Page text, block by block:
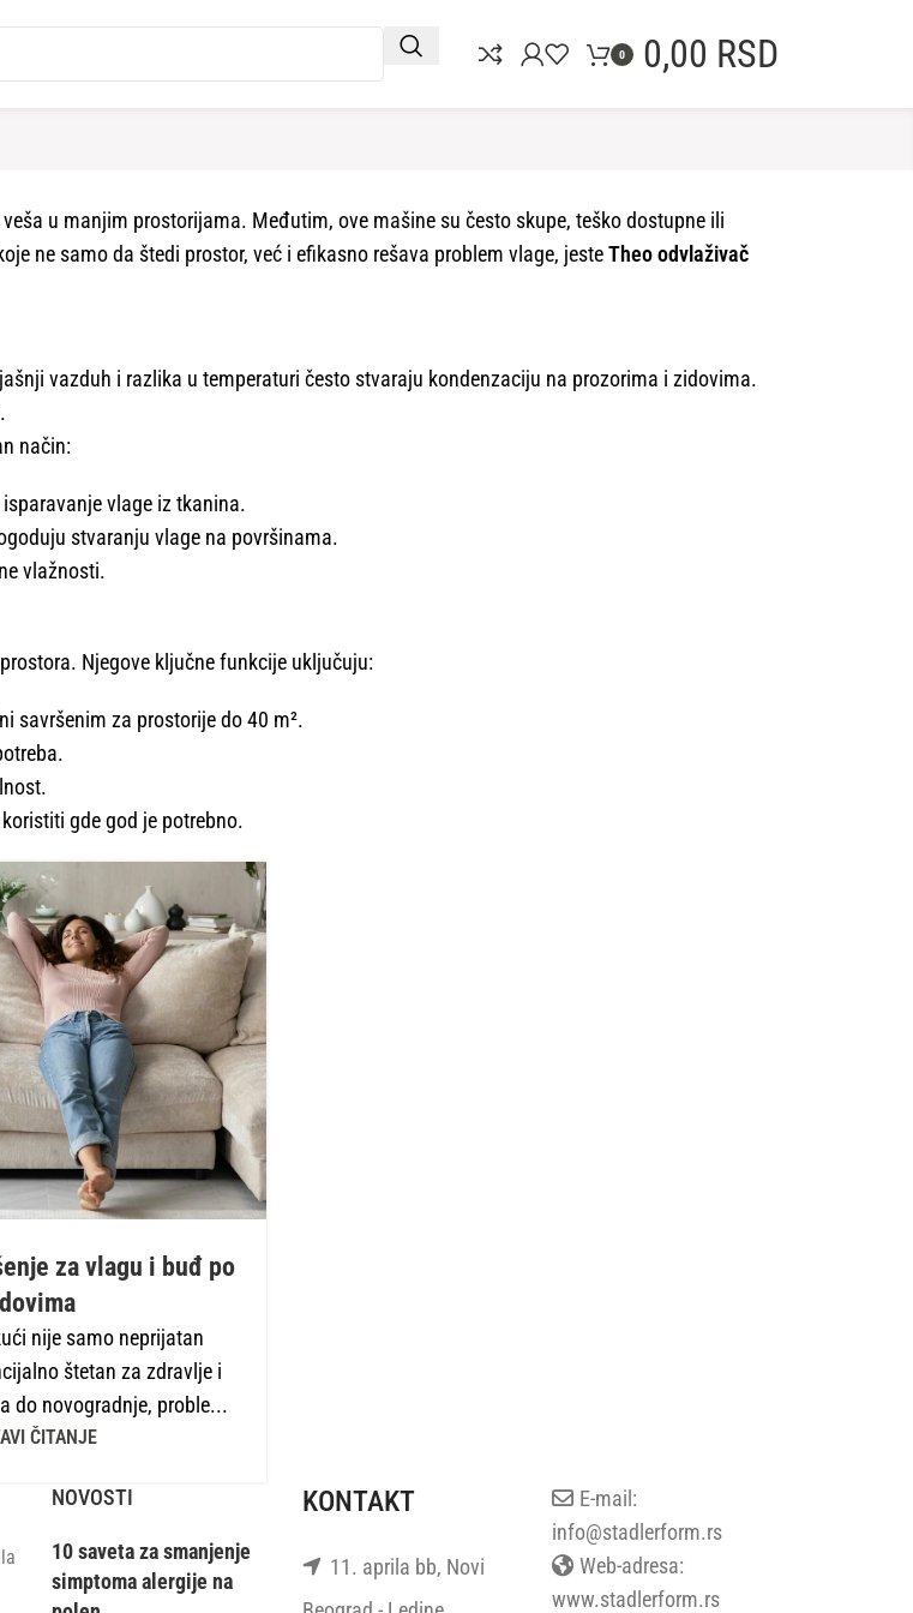
0 0,00 RSD
u manjim prostorijama. Međutim, ove mašine su često skupe, teško dostupne ili
ne samo da štedi prostor, već i efikasno rešava problem vlage, jesteTheo odvlaživač
vazduh i razlika u temperaturi često stvaraju kondenzaciju na prozorima i zidovima.
način:
vlage iz tkanina.
stvaranju vlage na površinama.
vlažnosti.
Njegove ključne funkcije uključuju:
savršenim za prostorije do 40 m².
gde god je potrebno.
za vlagu i buđ po
nije samo neprijatan
štetan za zdravlje i
do novogradnje, proble...
ČITANJE
NOVOSTI
10 saveta za smanjenje
simptoma alergije na
KONTAKT
11. aprila bb, Novi
E-mail:
info@stadlerform.rs
Web-adresa:
www.stadlerform.rs